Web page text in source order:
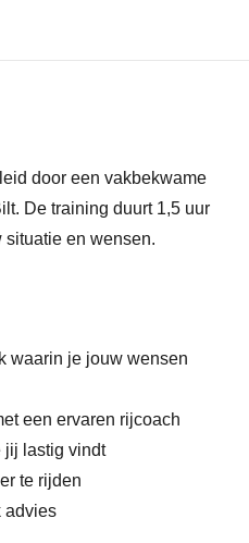
door een vakbekwame
De training duurt 1,5 uur
situatie en wensen.
waarin je jouw wensen
een ervaren rijcoach
jij lastig vindt
te rijden
advies